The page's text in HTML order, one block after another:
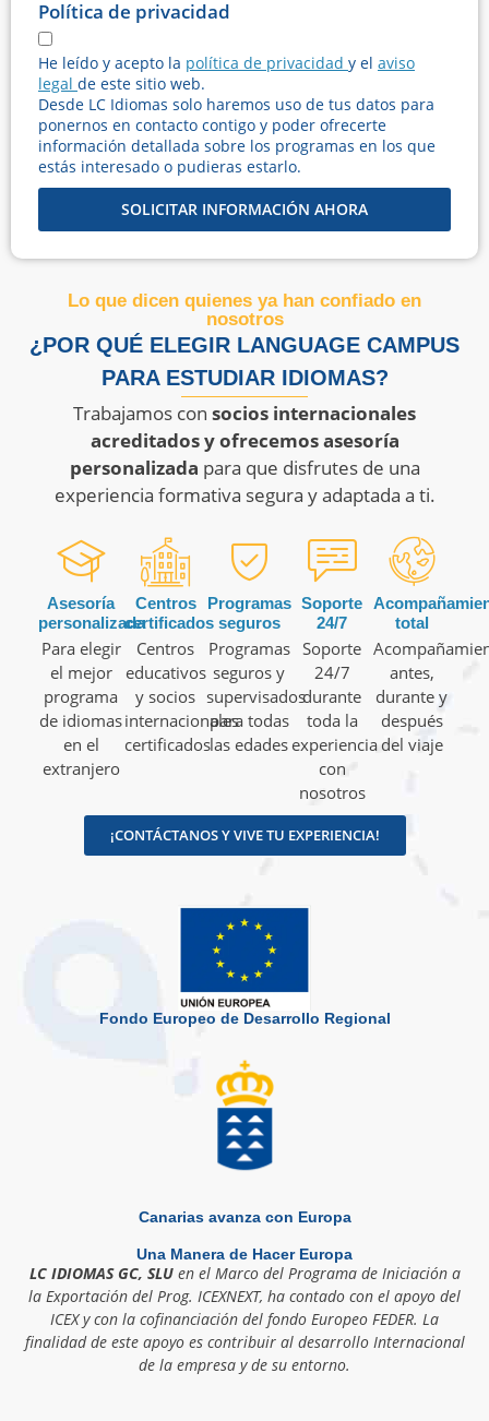
Política de privacidad
He leído y acepto la política de privacidad y el aviso
legal de este sitio web.
Desde LC Idiomas solo haremos uso de tus datos para
ponernos en contacto contigo y poder ofrecerte
información detallada sobre los programas en los que
estás interesado o pudieras estarlo.
SOLICITAR INFORMACIÓN AHORA
Lo que dicen quienes ya han confiado en
nosotros
¿POR QUÉ ELEGIR LANGUAGE CAMPUS
PARA ESTUDIAR IDIOMAS?
Trabajamos con socios internacionales
acreditados y ofrecemos asesoría
personalizada para que disfrutes de una
experiencia formativa segura y adaptada a ti.
Asesoría
personalizada
Para elegir
el mejor
programa
de idiomas
en el
extranjero
Centros
certificados
Centros
educativos
y socios
internacionales
certificados
Programas
seguros
Programas
seguros y
supervisados
para todas
las edades
Soporte
24/7
Soporte
24/7
durante
toda la
experiencia
con
nosotros
total
antes,
durante y
después
del viaje
¡CONTÁCTANOS Y VIVE TU EXPERIENCIA!
Fondo Europeo de Desarrollo Regional
Canarias avanza con Europa
Una Manera de Hacer Europa
LC IDIOMAS GC, SLUen el Marco del Programa de Iniciación a
la Exportación del Prog. ICEXNEXT, ha contado con el apoyo del
ICEX y con la cofinanciación del fondo Europeo FEDER. La
finalidad de este apoyo es contribuir al desarrollo Internacional
de la empresa y de su entorno.